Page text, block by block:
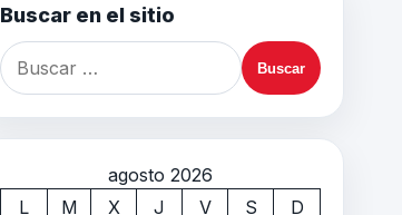
Buscar en el sitio
agosto 2026
L
M X J V S
D